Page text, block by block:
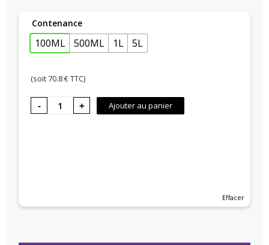
Contenance
100ML 500ML 1L 5L
Effacer
(soit70.8€ TTC)
quantité
de
Ajouter au panier